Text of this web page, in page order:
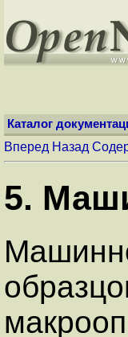
Каталог
Вперед Назад
5.